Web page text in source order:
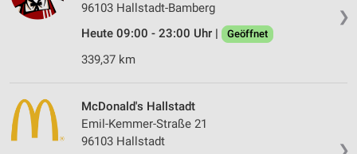
❯
96103 Hallstadt-Bamberg
Heute 09:00 - 23:00 Uhr |
Geöffnet
339,37 km
❯
McDonald's Hallstadt
Emil-Kemmer-Straße 21
96103 Hallstadt